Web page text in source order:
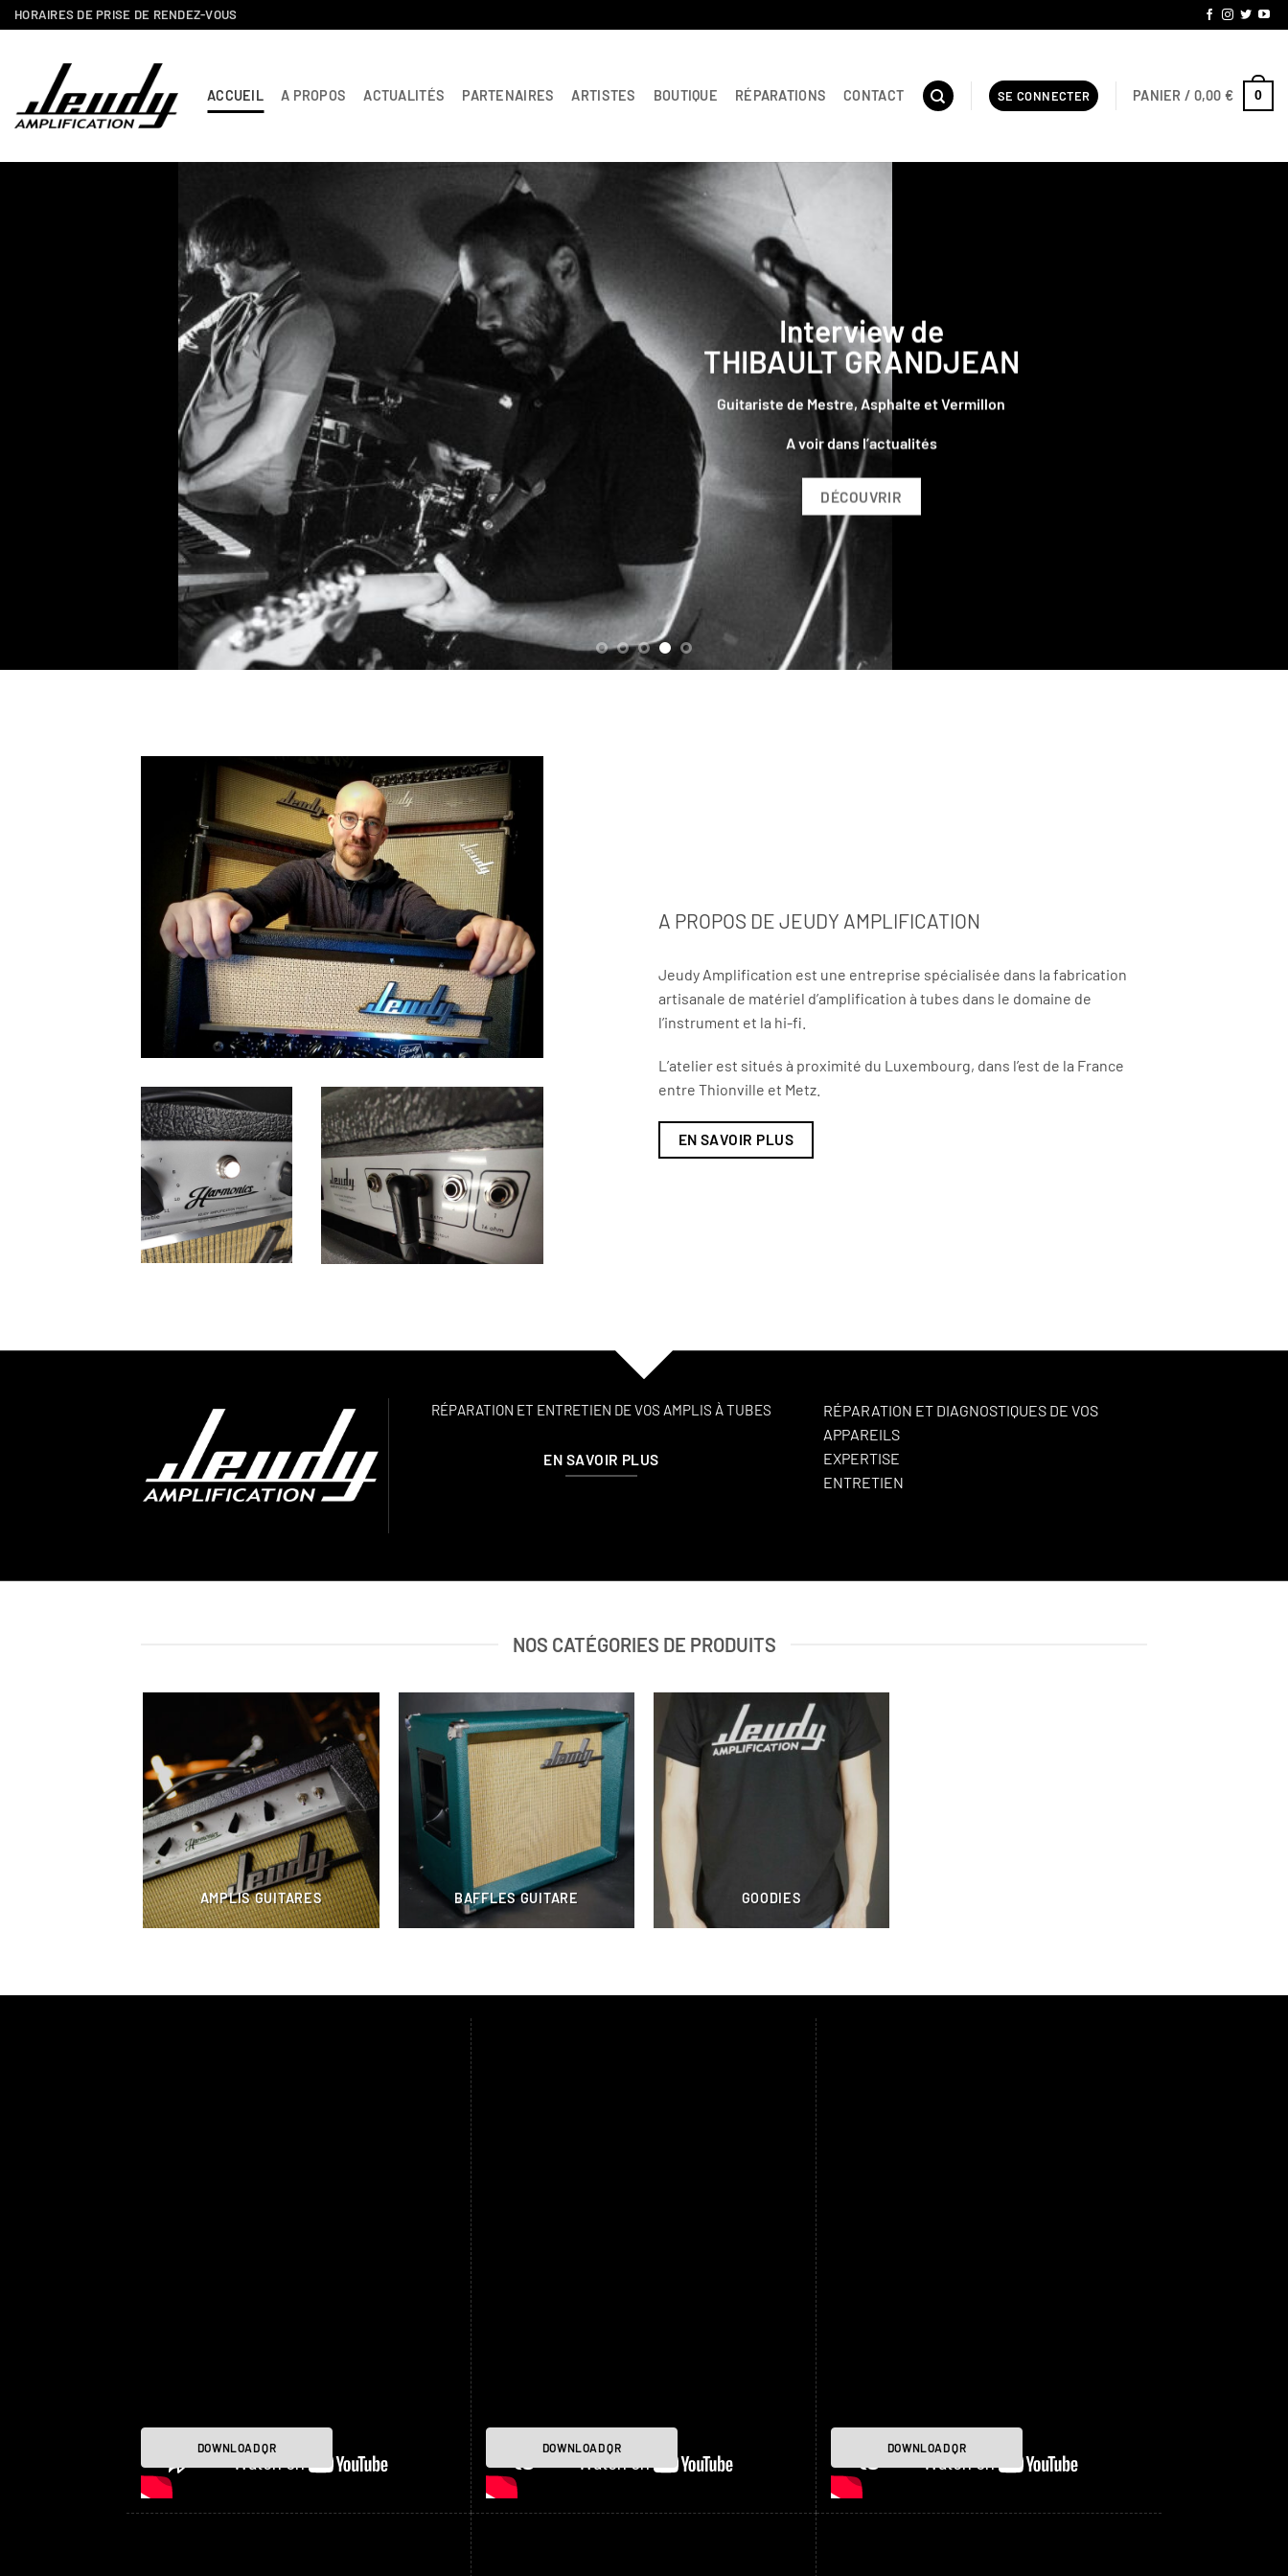
Passer
au
HORAIRES DE PRISE DE RENDEZ-VOUS
ACCUEIL A PROPOS ACTUALITÉS PARTENAIRES ARTISTES BOUTIQUE RÉPARATIONS CONTACT SE CONNECTER PANIER / 0,00€ 0
Nouveautés de la boutique
LES « GOODIES »
Découvrez les t-shirts officiels Jeudy Amplification
DÉCOUVRIR
A PROPOS DE JEUDY AMPLIFICATION
Jeudy Amplification est une entreprise spécialisée dans la fabrication
artisanale de matériel d’amplification à tubes dans le domaine de
l’instrument et la hi-fi.
L’atelier est situés à proximité du Luxembourg, dans l’est de la France
entre Thionville et Metz.
EN SAVOIR PLUS
RÉPARATION ET ENTRETIEN DE VOS AMPLIS À TUBES
EN SAVOIR PLUS
RÉPARATION ET DIAGNOSTIQUES DE VOS
APPAREILS
EXPERTISE
ENTRETIEN
NOS CATÉGORIES DE PRODUITS
AMPLIS GUITARES BAFFLES GUITARE GOODIES
DOWNLOAD QR DOWNLOAD QR DOWNLOAD QR